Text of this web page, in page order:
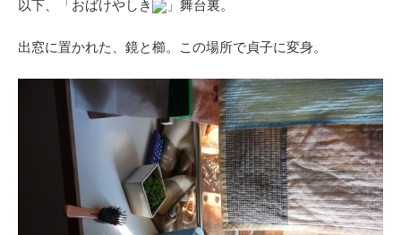
以下、「おばけやしき 」舞台裏。
出窓に置かれた、鏡と櫛。この場所で貞子に変身。